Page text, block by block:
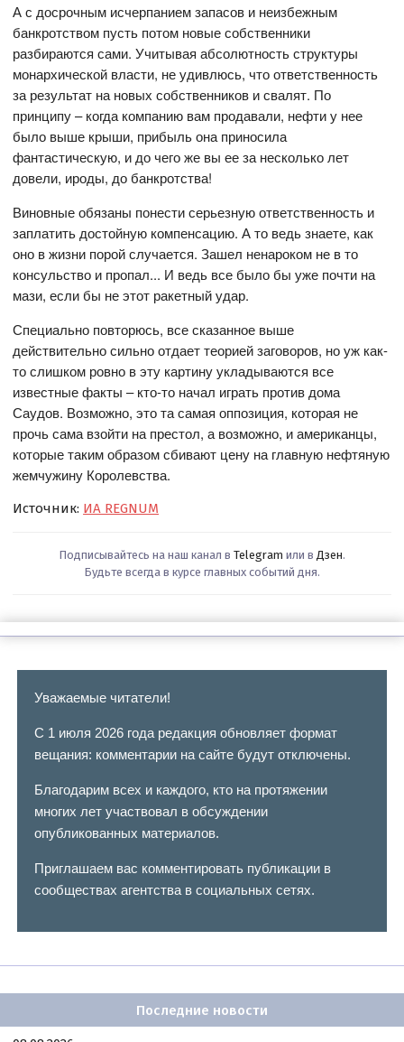
А с досрочным исчерпанием запасов и неизбежным
банкротством пусть потом новые собственники
разбираются сами. Учитывая абсолютность структуры
монархической власти, не удивлюсь, что ответственность
за результат на новых собственников и свалят. По
принципу – когда компанию вам продавали, нефти у нее
было выше крыши, прибыль она приносила
фантастическую, и до чего же вы ее за несколько лет
довели, ироды, до банкротства!
Виновные обязаны понести серьезную ответственность и
заплатить достойную компенсацию. А то ведь знаете, как
оно в жизни порой случается. Зашел ненароком не в то
консульство и пропал... И ведь все было бы уже почти на
мази, если бы не этот ракетный удар.
Специально повторюсь, все сказанное выше
действительно сильно отдает теорией заговоров, но уж как-
то слишком ровно в эту картину укладываются все
известные факты – кто-то начал играть против дома
Саудов. Возможно, это та самая оппозиция, которая не
прочь сама взойти на престол, а возможно, и американцы,
которые таким образом сбивают цену на главную нефтяную
жемчужину Королевства.
Источник: ИА REGNUM
Подписывайтесь на наш канал в Telegram или в Дзен.
Будьте всегда в курсе главных событий дня.
Уважаемые читатели!
С 1 июля 2026 года редакция обновляет формат
вещания: комментарии на сайте будут отключены.
Благодарим всех и каждого, кто на протяжении
многих лет участвовал в обсуждении
опубликованных материалов.
Приглашаем вас комментировать публикации в
сообществах агентства в социальных сетях.
Последние новости